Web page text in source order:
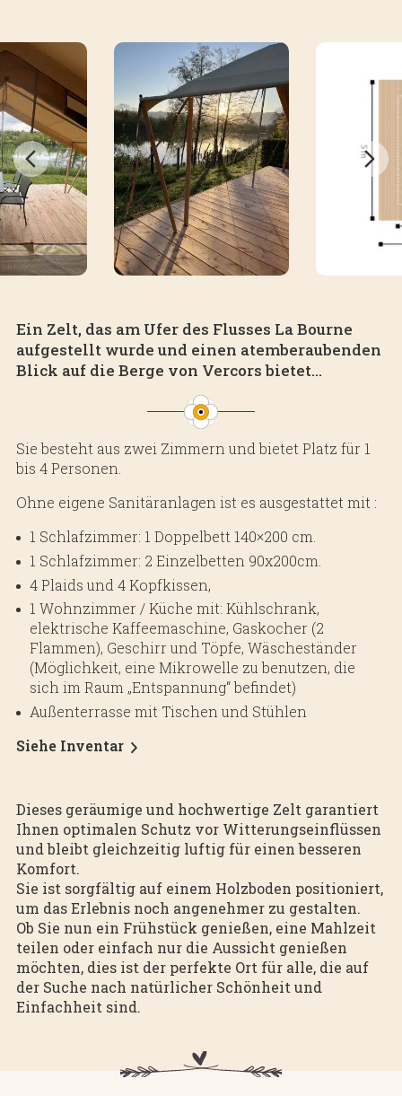
Ein Zelt, das am Ufer des Flusses La Bourne
aufgestellt wurde und einen atemberaubenden
Blick auf die Berge von Vercors bietet...
Sie besteht aus zwei Zimmern und bietet Platz für 1
bis 4 Personen.
Ohne eigene Sanitäranlagen ist es ausgestattet mit :
1 Schlafzimmer: 1 Doppelbett 140×200 cm.
1 Schlafzimmer: 2 Einzelbetten 90x200cm.
4 Plaids und 4 Kopfkissen,
1 Wohnzimmer / Küche mit: Kühlschrank,
elektrische Kaffeemaschine, Gaskocher (2
Flammen), Geschirr und Töpfe, Wäscheständer
(Möglichkeit, eine Mikrowelle zu benutzen, die
sich im Raum „Entspannung“ befindet)
Außenterrasse mit Tischen und Stühlen
Siehe Inventar
Dieses geräumige und hochwertige Zelt garantiert
Ihnen optimalen Schutz vor Witterungseinflüssen
und bleibt gleichzeitig luftig für einen besseren
Komfort.
Sie ist sorgfältig auf einem Holzboden positioniert,
um das Erlebnis noch angenehmer zu gestalten.
Ob Sie nun ein Frühstück genießen, eine Mahlzeit
teilen oder einfach nur die Aussicht genießen
möchten, dies ist der perfekte Ort für alle, die auf
der Suche nach natürlicher Schönheit und
Einfachheit sind.